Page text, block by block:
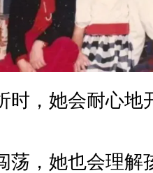
时，她会耐心地
荡，她也会理解